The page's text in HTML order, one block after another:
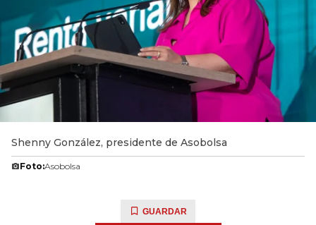
Shenny González, presidente de Asobolsa
Foto:Asobolsa
GUARDAR